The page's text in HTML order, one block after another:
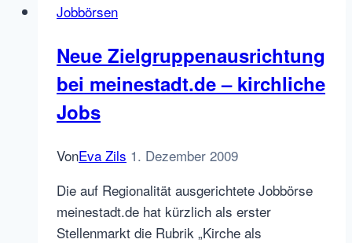
online
Personalwerbung
Jobbörsen
Neue Zielgruppenausrichtung
bei meinestadt.de – kirchliche
Jobs
VonEva Zils 1. Dezember 2009
Die auf Regionalität ausgerichtete Jobbörse
meinestadt.de hat kürzlich als erster
Stellenmarkt die Rubrik „Kirche als